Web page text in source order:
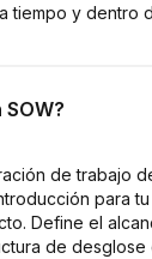
tiempo y dentro
de trabajo
para
Define el
de desglose